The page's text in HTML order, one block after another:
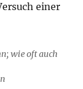
einer
wie oft auch